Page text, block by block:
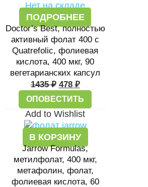
Нет на складе
ПОДРОБНЕЕ
Doctor’s Best, полностью
активный фолат 400 с
Quatrefolic, фолиевая
кислота, 400 мкг, 90
вегетарианских капсул
1435₽ 478 ₽
ОПОВЕСТИТЬ
Add to Wishlist
В КОРЗИНУ
Jarrow Formulas,
метилфолат, 400 мкг,
метафолин, фолат,
фолиевая кислота, 60